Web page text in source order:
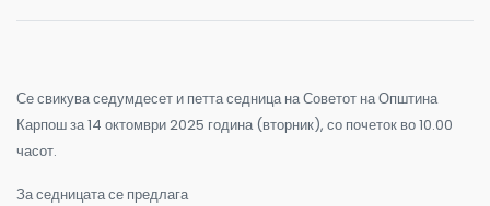
Се свикува седумдесет и петта седница на Советот на Општина
Карпош за 14 октомври 2025 година (вторник), со почеток во 10.00
часот.
За седницата се предлага